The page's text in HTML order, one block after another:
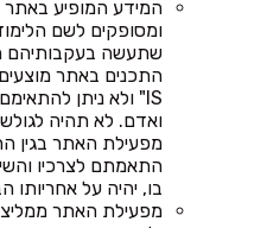
המידע המופיע באתר
ומסופקים לשם
שתעשה בעקבותיהם
IS" ולא ניתן להתאימם לצרכיו של כל אדם
ואדם. לא תהיה
מפעילת האתר בגין
התאמתם לצרכיו
בו, יהיה על
מפעילת האתר